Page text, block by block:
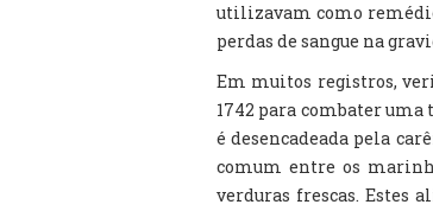
utilizavam como
perdas de sangue na
Em muitos registros,
1742 para combater uma
é desencadeada pela
comum entre os
verduras frescas. Estes